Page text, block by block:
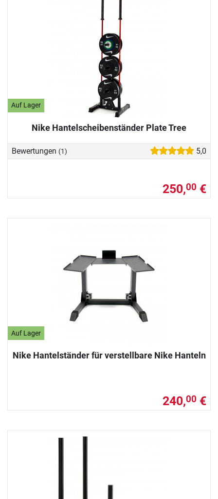
Auf Lager
Nike Hantelscheibenständer Plate Tree
Bewertungen (1) 5,0
250,00 €
Auf Lager
Nike Hantelständer für verstellbare Nike Hanteln
240,00 €